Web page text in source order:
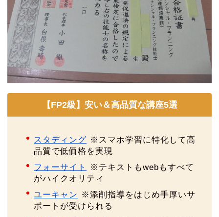
【FP2級】安い＆高品質な講座5選
スタディング ※スマホ学習に特化して高
品質で低価格を実現
フォーサイト
※テキストもwebもすべて
がハイクオリティ
ユーキャン ※添削指導をはじめ手厚いサ
ポートが受けられる